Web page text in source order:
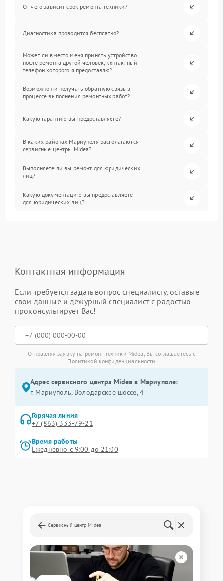
От чего зависит срок ремонта техники?
Диагностика проводится бесплатно?
Может ли вместо меня принять устройство
после ремонта другой человек, контактный
телефон которого я предоставлю?
Возможно ли получать обратную связь в
процессе выполнения ремонтных работ?
Какую гарантию вы предоставляете?
В каких районах Мариуполя располагаются
сервисные центры Midea?
Выполняете ли вы ремонт для юридических
лиц?
Какую документацию вы предоставляете
для юридических лиц?
Контактная информация
Если требуется задать вопрос специалисту, оставьте
свои данные и дежурный специалист с радостью
проконсультирует Вас!
Отправляя заявку на ремонт техники Midea, Вы соглашаетесь с
Политикой конфиденциальности
Адрес сервисного центра Midea в Мариуполе:
г. Мариуполь, Володарское шоссе, 4
Горячая линия
+7 (863) 333-79-21
Время работы
Ежедневно с 9:00 до 21:00
Сервисный центр Midea